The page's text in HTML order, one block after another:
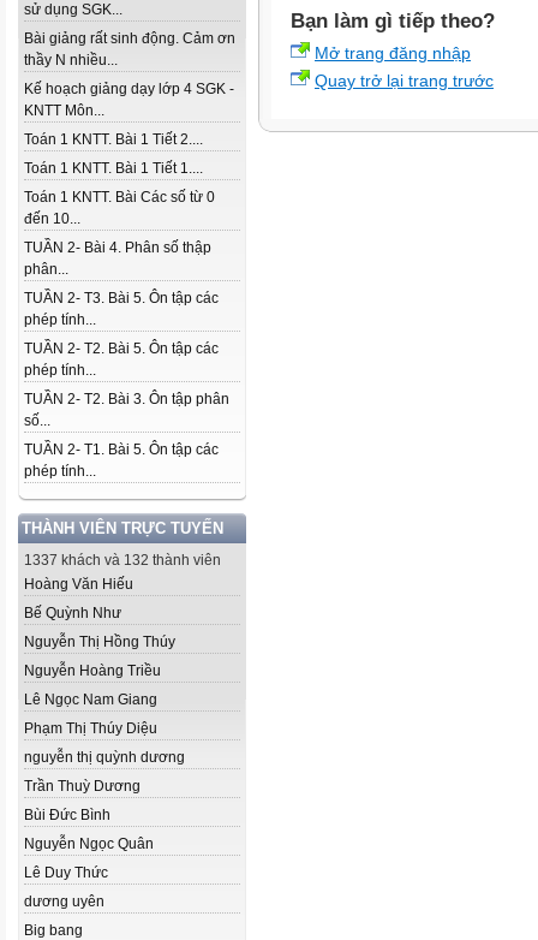
sử dụng SGK...
Bài giảng rất sinh động. Cảm ơn
thầy N nhiều...
Kế hoạch giảng dạy lớp 4 SGK -
KNTT Môn...
Toán 1 KNTT. Bài 1 Tiết 2....
Toán 1 KNTT. Bài 1 Tiết 1....
Toán 1 KNTT. Bài Các số từ 0
đến 10...
TUẦN 2- Bài 4. Phân số thập
phân...
TUẦN 2- T3. Bài 5. Ôn tập các
phép tính...
TUẦN 2- T2. Bài 5. Ôn tập các
phép tính...
TUẦN 2- T2. Bài 3. Ôn tập phân
số...
TUẦN 2- T1. Bài 5. Ôn tập các
phép tính...
THÀNH VIÊN TRỰC TUYẾN
1337 khách và 132 thành viên
Hoàng Văn Hiếu
Bế Quỳnh Như
Nguyễn Thị Hồng Thúy
Nguyễn Hoàng Triều
Lê Ngọc Nam Giang
Phạm Thị Thúy Diệu
nguyễn thị quỳnh dương
Trần Thuỳ Dương
Bùi Đức Bình
Nguyễn Ngọc Quân
Lê Duy Thức
dương uyên
Big bang
Bạn làm gì tiếp theo?
Mở trang đăng nhập
Quay trở lại trang trước